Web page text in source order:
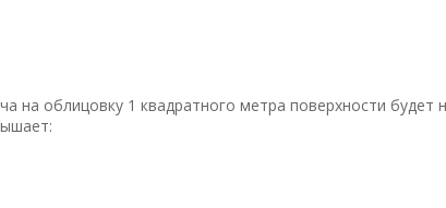
на облицовку 1 квадратного метра поверхности